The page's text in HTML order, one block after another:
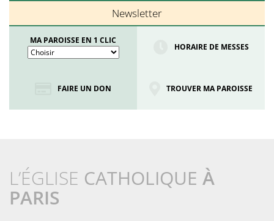
Newsletter
MA PAROISSE EN 1 CLIC
HORAIRE DE MESSES
FAIRE UN DON TROUVER MA PAROISSE
L’ÉGLISE CATHOLIQUE À
PARIS